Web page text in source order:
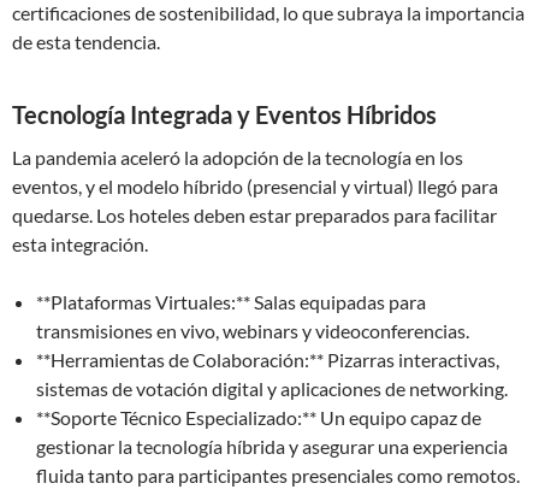
certificaciones de sostenibilidad, lo que subraya la importancia
de esta tendencia.
Tecnología Integrada y Eventos Híbridos
La pandemia aceleró la adopción de la tecnología en los
eventos, y el modelo híbrido (presencial y virtual) llegó para
quedarse. Los hoteles deben estar preparados para facilitar
esta integración.
**Plataformas Virtuales:** Salas equipadas para
transmisiones en vivo, webinars y videoconferencias.
**Herramientas de Colaboración:** Pizarras interactivas,
sistemas de votación digital y aplicaciones de networking.
**Soporte Técnico Especializado:** Un equipo capaz de
gestionar la tecnología híbrida y asegurar una experiencia
fluida tanto para participantes presenciales como remotos.